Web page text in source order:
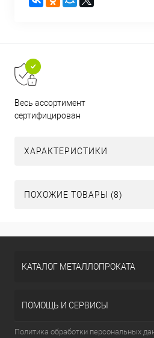
Весь ассортимент
сертифицирован
ХАРАКТЕРИСТИКИ
ПОХОЖИЕ ТОВАРЫ (8)
КАТАЛОГ МЕТАЛЛОПРОКАТА
ПОМОЩЬ И СЕРВИСЫ
Политика обработки персональных